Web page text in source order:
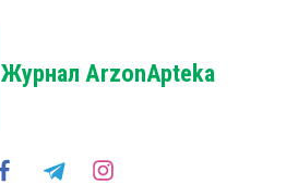
Журнал ArzonApteka